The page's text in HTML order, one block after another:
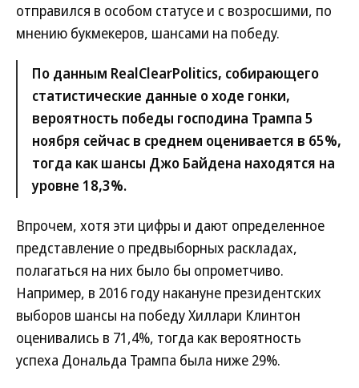
отправился в особом статусе и с возросшими, по
мнению букмекеров, шансами на победу.
По данным RealClearPolitics, собирающего
статистические данные о ходе гонки,
вероятность победы господина Трампа 5
ноября сейчас в среднем оценивается в 65%,
тогда как шансы Джо Байдена находятся на
уровне 18,3%.
Впрочем, хотя эти цифры и дают определенное
представление о предвыборных раскладах,
полагаться на них было бы опрометчиво.
Например, в 2016 году накануне президентских
выборов шансы на победу Хиллари Клинтон
оценивались в 71,4%, тогда как вероятность
успеха Дональда Трампа была ниже 29%.